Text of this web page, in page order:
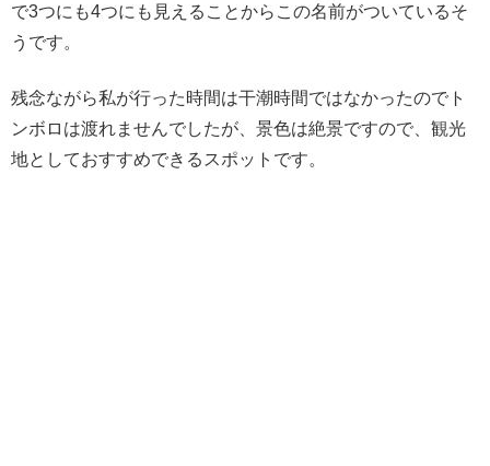
で3つにも4つにも見えることからこの名前がついているそ
うです。
残念ながら私が行った時間は干潮時間ではなかったのでト
ンボロは渡れませんでしたが、景色は絶景ですので、観光
地としておすすめできるスポットです。